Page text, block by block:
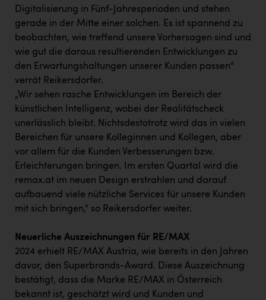
Digitalisierung in Fünf-Jahresperioden und stehen
gerade in der Mitte einer solchen. Es ist spannend zu
beobachten, wie treffend unsere Vorhersagen sind und
wie gut die daraus resultierenden Entwicklungen zu
den Erwartungshaltungen unserer Kunden passen“
verrät Reikersdorfer.
„Wir sehen rasche Entwicklungen im Bereich der
künstlichen Intelligenz, wobei der Realitätscheck
unerlässlich bleibt. Nichtsdestotrotz wird das in vielen
Bereichen für unsere Kolleginnen und Kollegen, aber
vor allem für die Kunden Verbesserungen bzw.
Erleichterungen bringen. Im ersten Quartal wird die
remax.at im neuen Design erstrahlen und darauf
aufbauend viele nützliche Services für unsere Kunden
mit sich bringen,“ so Reikersdorfer weiter.
Neuerliche Auszeichnungen für RE/MAX
2024 erhielt RE/MAX Austria, wie bereits in den Jahren
davor, den Superbrands-Award. Diese Auszeichnung
bestätigt, dass die Marke RE/MAX in Österreich
bekannt ist, geschätzt wird und Kunden und